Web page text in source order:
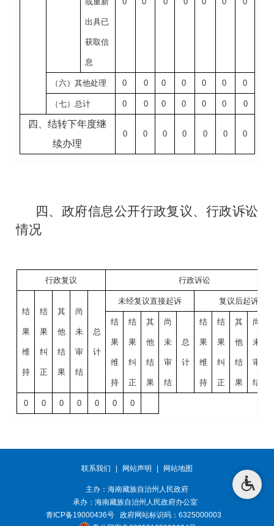
出具已
获取信
息
（六）其他处理 0 0 0 0 0 0 0
（七）总计 0 0 0 0 0 0 0
四、结转下年度继
续办理
0 0 0 0 0 0 0
四、政府信息公开行政复议、行政诉讼
情况
行政复议 行政诉讼
结
果
维
持
结
果
纠
正
其
他
结
果
尚
未
审
结
总
计
未经复议直接起诉 复议后起诉
结
果
维
持
结
果
纠
正
其
他
结
果
尚
未
审
结
总
计
结
果
维
持
结
果
纠
正
其
他
结
果
尚
未
审
结
0 0 0 0 0 0 0
联系我们 网站声明 网站地图
主办：海南藏族自治州人民政府
承办： 海南藏族自治州人民政府办公室
青ICP备19000436号政府网站标识码：6325000003